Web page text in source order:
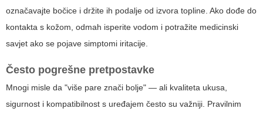
označavajte bočice i držite ih podalje od izvora topline. Ako dođe do
kontakta s kožom, odmah isperite vodom i potražite medicinski
savjet ako se pojave simptomi iritacije.
Često pogrešne pretpostavke
Mnogi misle da "više pare znači bolje" — ali kvaliteta ukusa,
sigurnost i kompatibilnost s uređajem često su važniji. Pravilnim